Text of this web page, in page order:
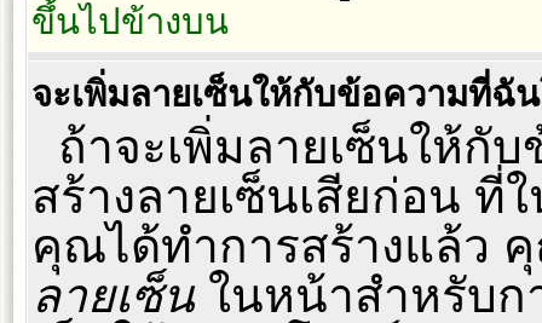
ขึ้นไปข้างบน
จะเพิ่มลายเซ็นให้กับข้อความที่ฉั
ถ้าจะเพิ่มลายเซ็นให้
สร้างลายเซ็นเสียก่อน
คุณได้ทำการสร้างแล้ว
ลายเซ็น ในหน้าสำหรับก